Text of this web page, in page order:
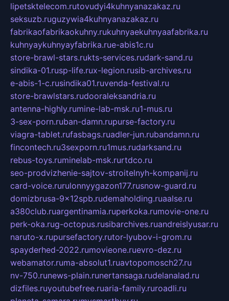
lipetsktelecom.rutovudyi4kuhnyanazakaz.ru
seksuzb.ruguzywia4kuhnyanazakaz.ru
fabrikaofabrikaokuhny.rukuhnyaekuhnyaafabrika.ru
kuhnyaykuhnyayfabrika.rue-abis1c.ru
store-brawl-stars.rukts-services.rudark-sand.ru
sindika-01.rusp-life.rux-legion.rusib-archives.ru
e-abis-1-c.rusindika01.ruvenda-festival.ru
store-brawlstars.rudooraleksandria.ru
antenna-highly.rumine-lab-msk.ru1-mus.ru
3-sex-porn.ruban-damn.rupurse-factory.ru
viagra-tablet.rufasbags.ruadler-jun.rubandamn.ru
fincontech.ru3sexporn.ru1mus.rudarksand.ru
rebus-toys.ruminelab-msk.rurtdco.ru
seo-prodvizhenie-sajtov-stroitelnyh-kompanij.ru
card-voice.rurulonnyygazon177.rusnow-guard.ru
domizbrusa-9x12spb.rudemaholding.ruaalse.ru
a380club.ruargentinamia.ruperkoka.rumovie-one.ru
perk-oka.rug-octopus.rusibarchives.ruandreislyusar.ru
naruto-x.rupursefactory.rutor-lyubov-i-grom.ru
spayderhed-2022.rumovieone.ruevro-dez.ru
webamator.ruma-absolut1.ruavtopomosch27.ru
nv-750.runews-plain.runertansaga.rudelanalad.ru
dizfiles.ruyoutubefree.ruaria-family.ruroadli.ru